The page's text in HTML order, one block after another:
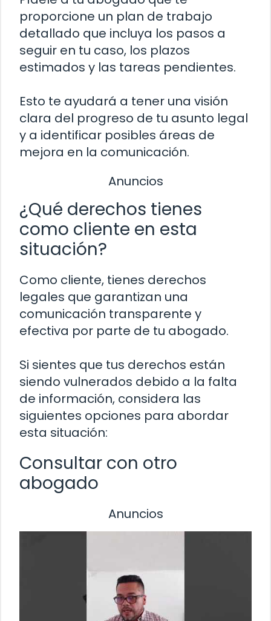
proporcione un plan de trabajo
detallado que incluya los pasos a
seguir en tu caso, los plazos
estimados y las tareas pendientes.
Esto te ayudará a tener una visión
clara del progreso de tu asunto legal
y a identificar posibles áreas de
mejora en la comunicación.
Anuncios
¿Qué derechos tienes
como cliente en esta
situación?
Como cliente, tienes derechos
legales que garantizan una
comunicación transparente y
efectiva por parte de tu abogado.
Si sientes que tus derechos están
siendo vulnerados debido a la falta
de información, considera las
siguientes opciones para abordar
esta situación:
Consultar con otro
abogado
Anuncios